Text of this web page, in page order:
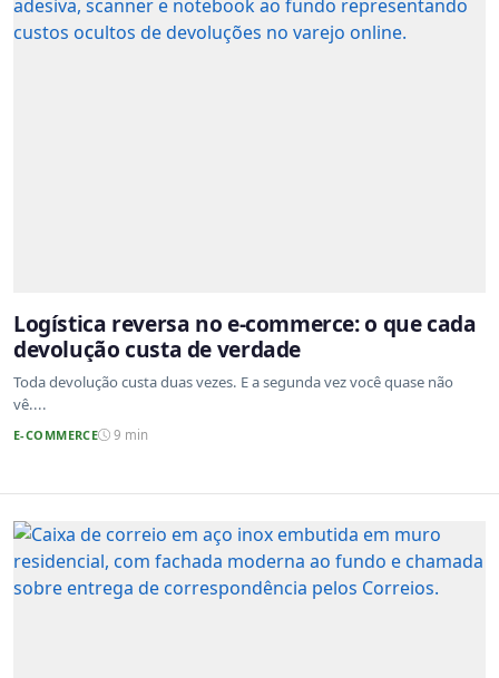
Logística reversa no e-commerce: o que cada
devolução custa de verdade
Toda devolução custa duas vezes. E a segunda vez você quase não
vê....
E-COMMERCE 9 min